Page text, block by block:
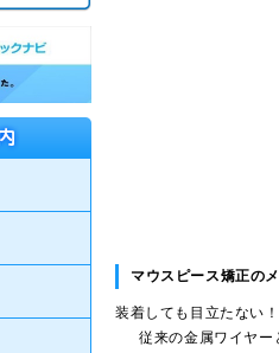
マウスピース矯正の
装着しても目立たない！
従来の金属ワイヤ